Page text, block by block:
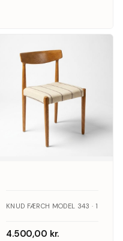
KNUD FÆRCH MODEL 343 · 1960S ·
4.500,00 kr.